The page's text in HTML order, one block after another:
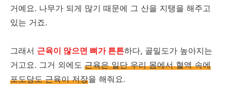
거예요. 나무가 되게 많기 때문에 그 산을 지탱을 해주고
있는 거죠.
그래서 근육이 많으면 뼈가 튼튼하다, 골밀도가 높아지는
거고요. 그거 외에도 근육은 일단 우리 몸에서 혈액 속에
포도당도 근육이 저장을 해줘요.